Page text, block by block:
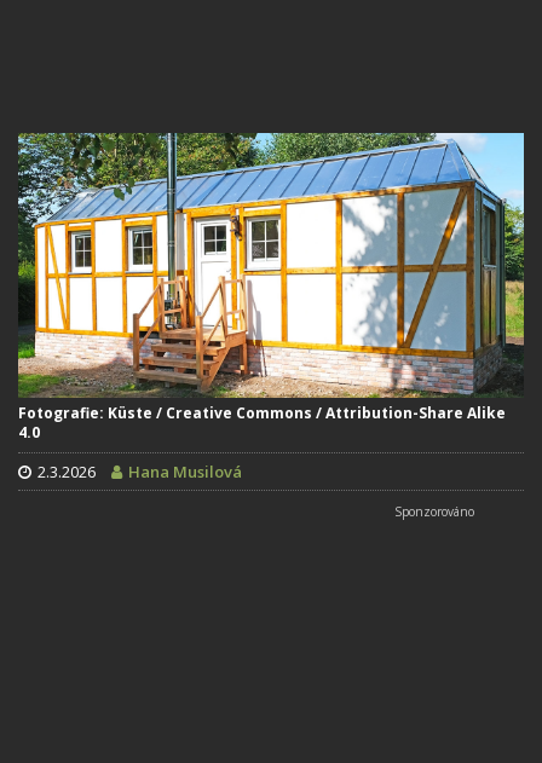
Fotografie: Küste / Creative Commons / Attribution-Share Alike
4.0
2.3.2026 Hana Musilová